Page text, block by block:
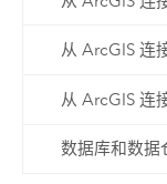
从 ArcGIS 连
从 ArcGIS 连
数据库和数据